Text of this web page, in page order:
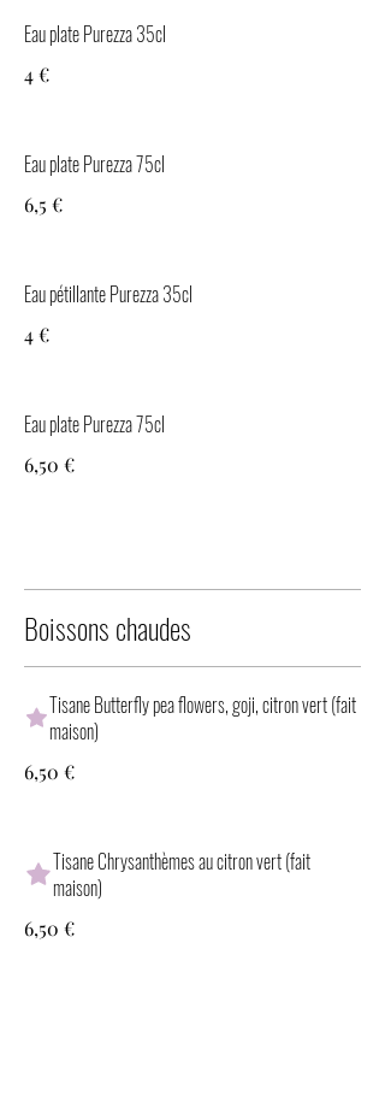
Eau plate Purezza 35cl
4 €
Eau plate Purezza 75cl
6,5 €
Eau pétillante Purezza 35cl
4 €
Eau plate Purezza 75cl
6,50 €
Boissons chaudes
Tisane Butterfly pea flowers, goji, citron vert (fait
maison)
6,50 €
Tisane Chrysanthèmes au citron vert (fait
maison)
6,50 €